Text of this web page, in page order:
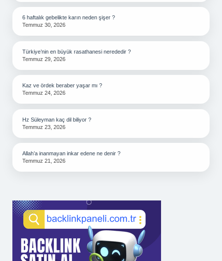
6 haftalık gebelikte karın neden şişer ?
Temmuz 30, 2026
Türkiye’nin en büyük rasathanesi nerededir ?
Temmuz 29, 2026
Kaz ve ördek beraber yaşar mı ?
Temmuz 24, 2026
Hz Süleyman kaç dil biliyor ?
Temmuz 23, 2026
Allah’a inanmayan inkar edene ne denir ?
Temmuz 21, 2026